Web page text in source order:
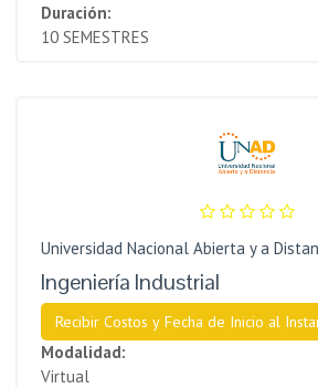
Duración:
10 SEMESTRES
Universidad Nacional Abierta y a
Ingeniería Industrial
Recibir Costos y Fecha de Inicio al
Modalidad:
Virtual